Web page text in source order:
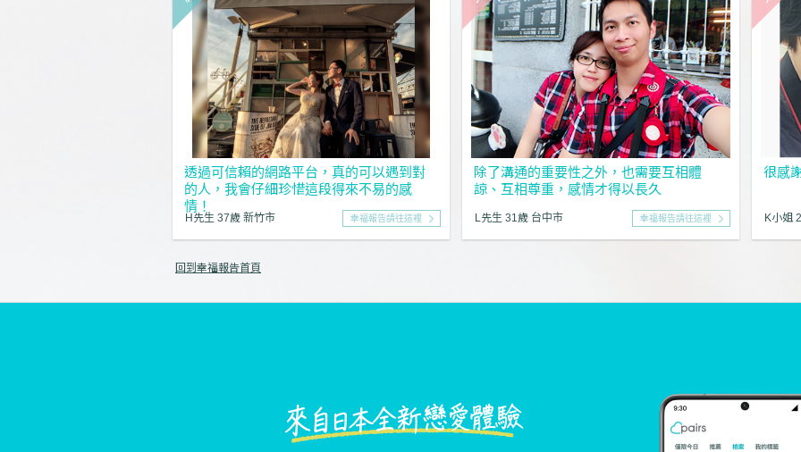
透過可信賴的網路平台，真的可以遇到對
的人，我會仔細珍惜這段得來不易的感
情！
H先生 37歲 新竹市 幸福報告請往這裡
除了溝通的重要性之外，也需要互相體
諒、互相尊重，感情才得以長久
L先生 31歲 台中市 幸福報告請往這裡
很感
K小姐
回到幸福報告首頁